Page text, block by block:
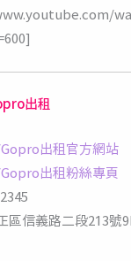
出租
出租官方網站
出租粉絲專頁
區信義路二段213號